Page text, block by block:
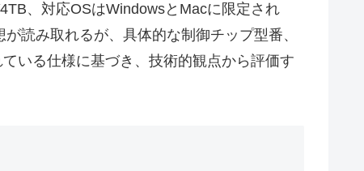
、対応OSはWindowsとMacに限定され
読み取れるが、具体的な制御チップ型番、
いる仕様に基づき、技術的観点から評価す